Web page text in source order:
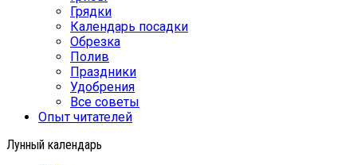
Грядки
Календарь посадки
Обрезка
Полив
Праздники
Удобрения
Все советы
Опыт читателей
Лунный календарь